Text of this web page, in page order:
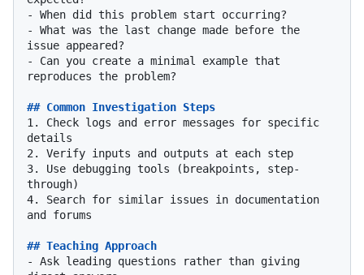
-
-
What was the last change made before the
-
Can you create a minimal example that
reproduces the problem?
## Common Investigation Steps
1.
Check logs and error messages for specific
2.
3.
Use debugging tools (breakpoints, step-
4.
Search for similar issues in documentation
and forums
## Teaching Approach
-
Ask leading questions rather than giving